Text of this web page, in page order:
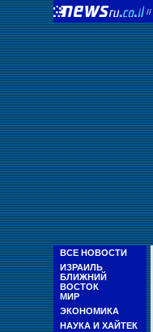
//
ВСЕ НОВОСТИ
ИЗРАИЛЬ
БЛИЖНИЙ
ВОСТОК
МИР
ЭКОНОМИКА
НАУКА И ХАЙТЕК